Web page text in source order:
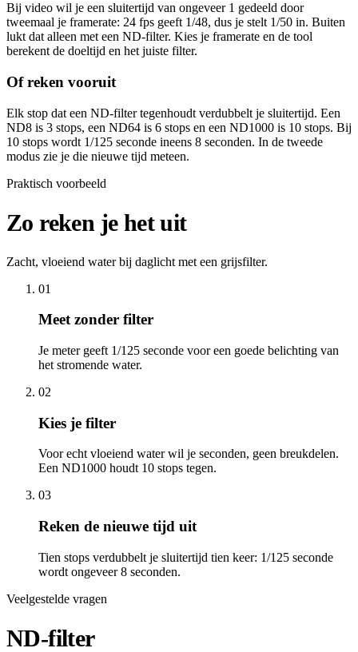
Bij video wil je een sluitertijd van ongeveer 1 gedeeld door
tweemaal je framerate: 24 fps geeft 1/48, dus je stelt 1/50 in. Buiten
lukt dat alleen met een ND-filter. Kies je framerate en de tool
berekent de doeltijd en het juiste filter.
Of reken vooruit
Elk stop dat een ND-filter tegenhoudt verdubbelt je sluitertijd. Een
ND8 is 3 stops, een ND64 is 6 stops en een ND1000 is 10 stops. Bij
10 stops wordt 1/125 seconde ineens 8 seconden. In de tweede
modus zie je die nieuwe tijd meteen.
Praktisch voorbeeld
Zo reken je het uit
Zacht, vloeiend water bij daglicht met een grijsfilter.
01
Meet zonder filter
Je meter geeft 1/125 seconde voor een goede belichting van
het stromende water.
02
Kies je filter
Voor echt vloeiend water wil je seconden, geen breukdelen.
Een ND1000 houdt 10 stops tegen.
03
Reken de nieuwe tijd uit
Tien stops verdubbelt je sluitertijd tien keer: 1/125 seconde
wordt ongeveer 8 seconden.
Veelgestelde vragen
ND-filter